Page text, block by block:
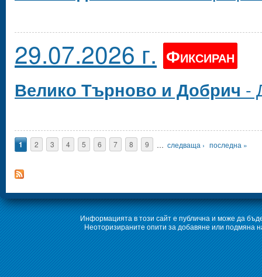
29.07.2026 г. Фиксиран
Велико Търново и Добрич -
Страници
1 2 3 4 5 6 7 8 9 … следваща › последна »
Информацията в този сайт е публична и може да
Неоторизираните опити за добавяне или подмяна